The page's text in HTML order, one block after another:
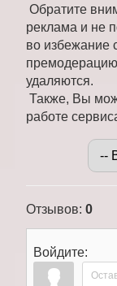
Обратите
реклама и не
во избежание
премодерацию
удаляются.
Также, Вы
работе
Отзывов: 0
Войдите: